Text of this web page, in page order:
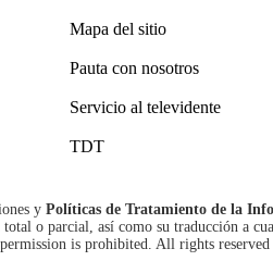
Mapa del sitio
Pauta con nosotros
Servicio al televidente
TDT
y Políticas de Tratamiento de la
o parcial, así como su traducción a
is prohibited. All rights reserved